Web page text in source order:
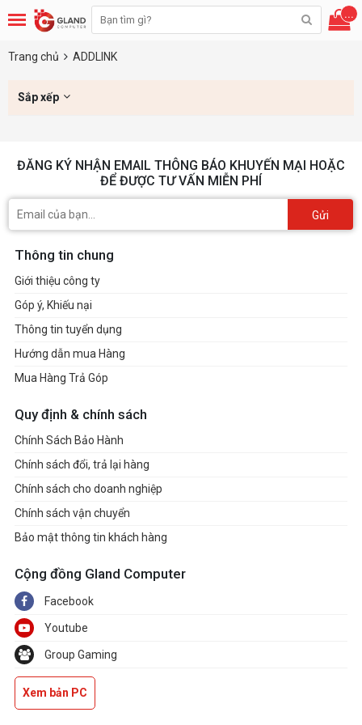
...
Trang chủ ADDLINK
Sắp xếp
ĐĂNG KÝ NHẬN EMAIL THÔNG BÁO KHUYẾN MẠI HOẶC
ĐỂ ĐƯỢC TƯ VẤN MIỄN PHÍ
Gửi
Thông tin chung
Giới thiệu công ty
Góp ý, Khiếu nại
Thông tin tuyển dụng
Hướng dẫn mua Hàng
Mua Hàng Trả Góp
Quy định & chính sách
Chính Sách Bảo Hành
Chính sách đổi, trả lại hàng
Chính sách cho doanh nghiệp
Chính sách vận chuyển
Bảo mật thông tin khách hàng
Cộng đồng Gland Computer
Facebook
Youtube
Group Gaming
Xem bản PC